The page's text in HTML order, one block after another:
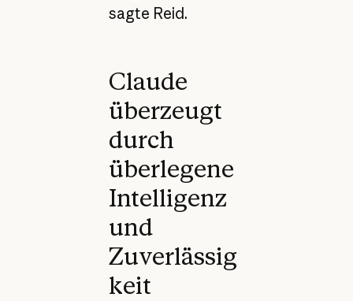
sagte Reid.
Claude
überzeugt
durch
überlegene
Intelligenz
und
Zuverlässig
keit